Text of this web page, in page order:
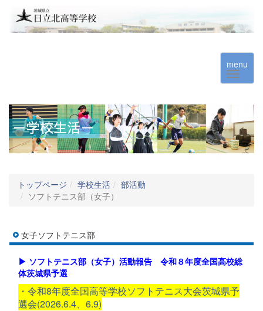
menu
トップページ 学校生活
部活動
ソフトテニス部（女子）
女子ソフトテニス部
▶ ソフトテニス部（女子）活動報告 令和８年度全国高校総
体茨城県予選
・令和8年度全国高等学校ソフトテニス大会茨城県予
選会(2026.6.4、6.9)